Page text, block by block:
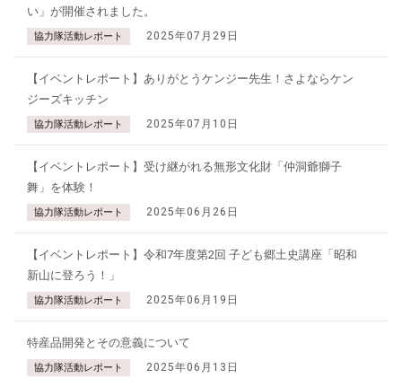
い」が開催されました。
協力隊活動レポート 2025年07月29日
【イベントレポート】ありがとうケンジー先生！さよならケン
ジーズキッチン
協力隊活動レポート 2025年07月10日
【イベントレポート】受け継がれる無形文化財「仲洞爺獅子
舞」を体験！
協力隊活動レポート 2025年06月26日
【イベントレポート】令和7年度第2回 子ども郷土史講座「昭和
新山に登ろう！」
協力隊活動レポート 2025年06月19日
特産品開発とその意義について
協力隊活動レポート 2025年06月13日